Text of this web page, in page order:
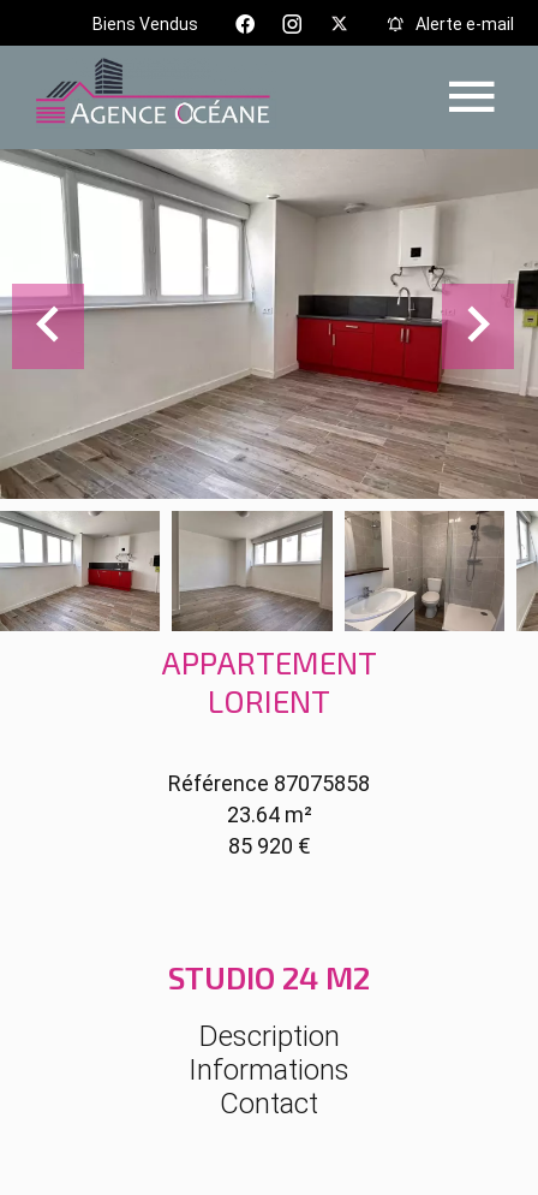
Biens Vendus Alerte e-mail
APPARTEMENT
LORIENT
Référence 87075858
23.64m²
85 920 €
STUDIO 24 M2
Description
Informations
Contact